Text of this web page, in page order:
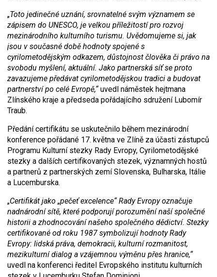
„Toto jedinečné uznání, srovnatelné svým významem se
zápisem do UNESCO, je velkou příležitostí pro rozvoj
mezinárodního kulturního turismu. Uvědomujeme si, jak
jsou v současné době hodnoty spojené s
cyrilometodějským odkazem, důstojnost člověka či právo na
svobodu myšlení, aktuální. Jako partnerská síť se proto
zavazujeme předávat cyrilometodějskou tradici a budovat
partnerství po celé Evropě,“uvedl náměstek hejtmana
Zlínského kraje a předseda pořádajícího sdružení Lubomír
Traub.
Předání certifikátu se uskutečnilo během mezinárodní
konference pořádané 17. května ve Zlíně za účasti zástupců
Programu Kulturní stezky Rady Evropy, Cyrilometodějské
stezky a dalších certifikovaných stezek, významných hostů
a partnerů z partnerských zemí Slovenska, Bulharska, Itálie
a Lucemburska.
„Certifikát jako „pečeť excelence“ Rady Evropy označuje
nadnárodní sítě, které podporují porozumění naší společné
historii a zhodnocování našeho společného dědictví. Stezky
certifikované od roku 1987 symbolizují hodnoty Rady
Evropy: lidská práva, demokracii, kulturní rozmanitost,
mezikulturní dialog a vzájemnou výměnu přes hranice,“
uvedl na konferenci ředitel Evropského institutu kulturních